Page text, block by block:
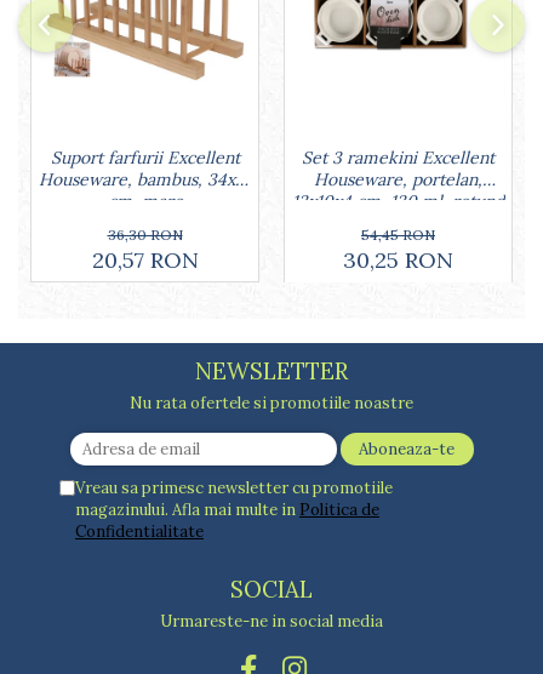
Suport farfurii Excellent
Houseware, bambus, 34x12
cm, maro
36,30 RON
20,57 RON
Set 3 ramekini Excellent
Houseware, portelan,
13x10x4 cm, 130 ml, rotund
54,45 RON
30,25 RON
NEWSLETTER
Nu rata ofertele si promotiile noastre
Vreau sa primesc newsletter cu promotiile
magazinului. Afla mai multe in Politica de
Confidentialitate
SOCIAL
Urmareste-ne in social media